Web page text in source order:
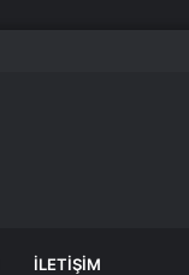
İLETIŞIM